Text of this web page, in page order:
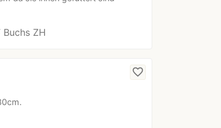
Buchs ZH
favorite_border